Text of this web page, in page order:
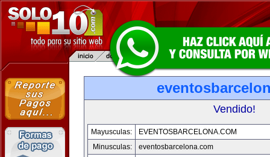
Vendido!
Mayusculas:
EVENTOSBARCELONA.COM
Minusculas:
eventosbarcelona.com